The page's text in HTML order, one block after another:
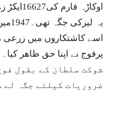
یہ
پرفوج نے اپنا حق ظاھر کیا۔
ضروریات کیلئے جگہ لے